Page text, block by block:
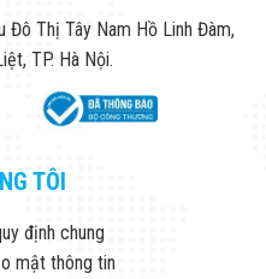
Đô Thị Tây Nam Hồ Linh Đàm,
TP. Hà Nội.
TÔI
định chung
mật thông tin